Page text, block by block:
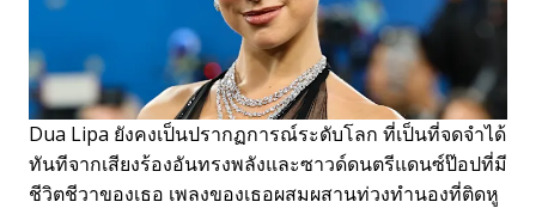
Dua Lipa ยังคงเป็นปรากฏการณ์ระดับโลก ที่เป็นที่จดจำได้
ทันทีจากเสียงร้องอันทรงพลังและซาวด์ดนตรีแดนซ์ป๊อปที่มี
ชีวิตชีวาของเธอ เพลงของเธอผสมผสานท่วงทำนองที่ติดหู